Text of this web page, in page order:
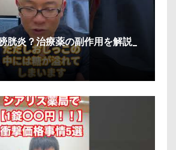
胱炎？治療薬の副作用を解説_